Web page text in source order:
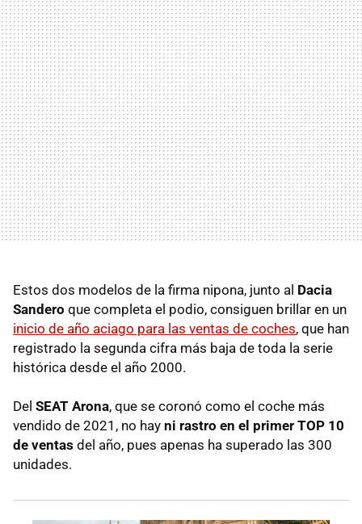
Estos dos modelos de la firma nipona, junto al Dacia
Sandero que completa el podio, consiguen brillar en un
inicio de año aciago para las ventas de coches, que han
registrado la segunda cifra más baja de toda la serie
histórica desde el año 2000.
Del SEAT Arona, que se coronó como el coche más
vendido de 2021, no hay ni rastro en el primer TOP 10
de ventas del año, pues apenas ha superado las 300
unidades.